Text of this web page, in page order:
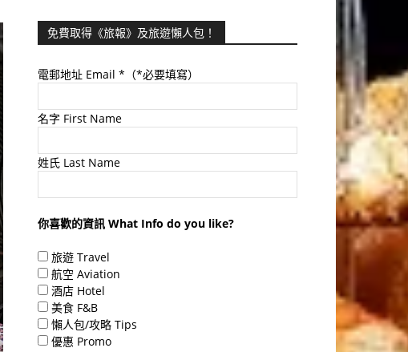
免費取得《旅報》及旅遊懶人包！
電郵地址 Email *（*必要填寫）
名字 First Name
姓氏 Last Name
你喜歡的資訊 What Info do you like?
旅遊 Travel
航空 Aviation
酒店 Hotel
美食 F&B
懶人包/攻略 Tips
優惠 Promo